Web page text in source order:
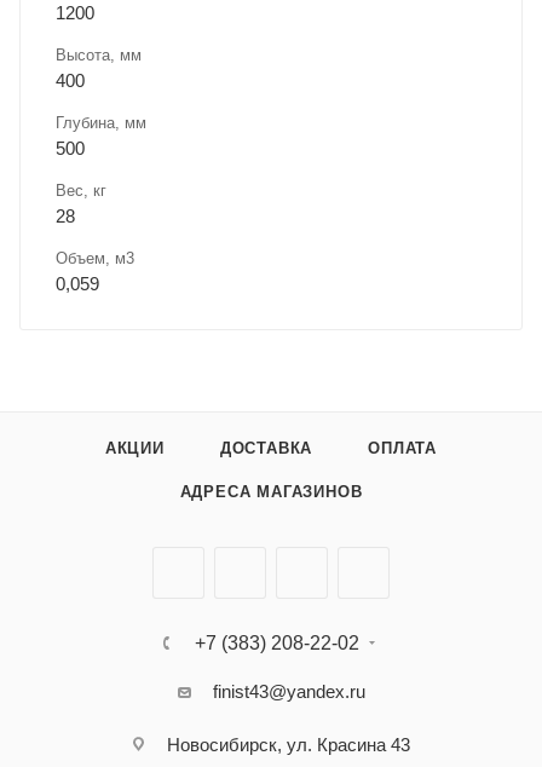
1200
Высота, мм
400
Глубина, мм
500
Вес, кг
28
Объем, м3
0,059
АКЦИИ ДОСТАВКА ОПЛАТА
АДРЕСА МАГАЗИНОВ
+7 (383) 208-22-02
finist43@yandex.ru
Новосибирск, ул. Красина 43